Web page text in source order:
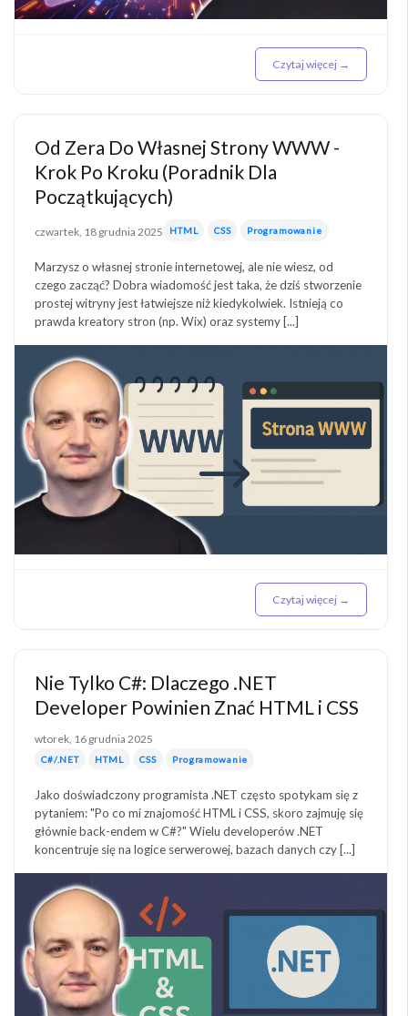
Czytaj więcej →
Od Zera Do Własnej Strony WWW -
Krok Po Kroku (Poradnik Dla
Początkujących)
czwartek, 18 grudnia 2025 HTML CSS Programowanie
Marzysz o własnej stronie internetowej, ale nie wiesz, od
czego zacząć? Dobra wiadomość jest taka, że dziś stworzenie
prostej witryny jest łatwiejsze niż kiedykolwiek. Istnieją co
prawda kreatory stron (np. Wix) oraz systemy [...]
Czytaj więcej →
Nie Tylko C#: Dlaczego .NET
Developer Powinien Znać HTML i CSS
wtorek, 16 grudnia 2025
C#/.NET HTML CSS Programowanie
Jako doświadczony programista .NET często spotykam się z
pytaniem: "Po co mi znajomość HTML i CSS, skoro zajmuję się
głównie back-endem w C#?" Wielu developerów .NET
koncentruje się na logice serwerowej, bazach danych czy [...]